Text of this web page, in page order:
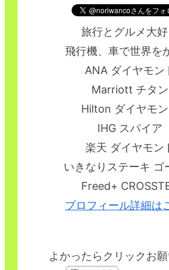
旅行とグルメ大好
飛行機、車で世界を
ANA ダイヤモン
Marriott チタン
Hilton ダイヤモ
IHG スパイア
楽天 ダイヤモン
いきなりステーキ ゴ
Freed+
プロフィール詳細は
よかったらクリックお